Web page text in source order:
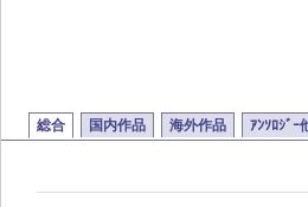
総合 国内作品 海外作品 ｱﾝｿﾛｼﾞｰ